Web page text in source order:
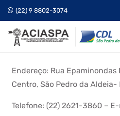
(22) 9 8802-3074
Endereço: Rua Epaminondas
Centro, São Pedro da Aldeia-
Telefone: (22) 2621-3860 –